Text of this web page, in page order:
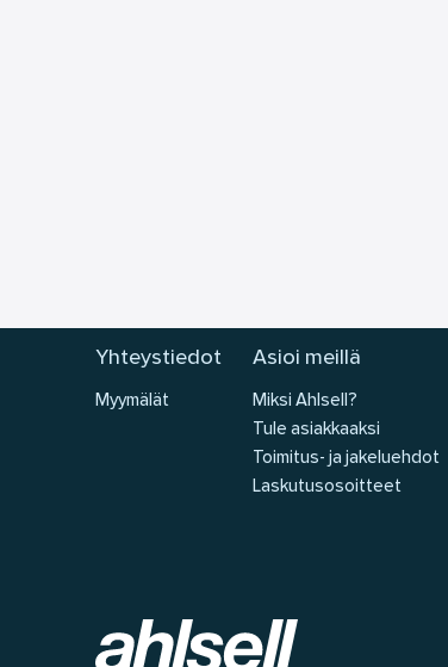
Yhteystiedot
Myymälät
Asioi meillä
Miksi Ahlsell?
Tule asiakkaaksi
Toimitus- ja jakeluehdot
Laskutusosoitteet